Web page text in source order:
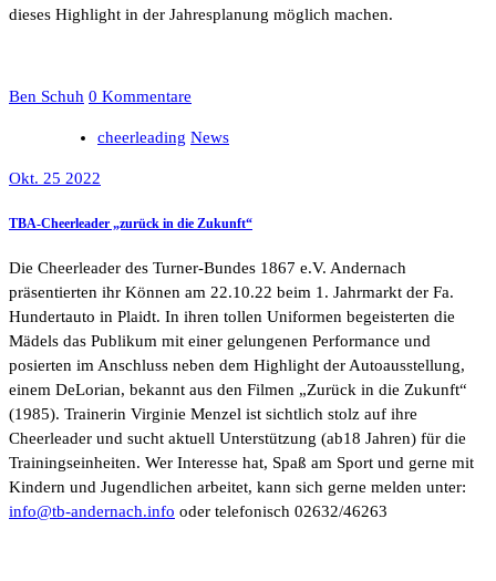
dieses Highlight in der Jahresplanung möglich machen.
Ben Schuh 0 Kommentare
cheerleading News
Okt. 25 2022
TBA-Cheerleader „zurück in die Zukunft“
Die Cheerleader des Turner-Bundes 1867 e.V. Andernach
präsentierten ihr Können am 22.10.22 beim 1. Jahrmarkt der Fa.
Hundertauto in Plaidt. In ihren tollen Uniformen begeisterten die
Mädels das Publikum mit einer gelungenen Performance und
posierten im Anschluss neben dem Highlight der Autoausstellung,
einem DeLorian, bekannt aus den Filmen „Zurück in die Zukunft“
(1985). Trainerin Virginie Menzel ist sichtlich stolz auf ihre
Cheerleader und sucht aktuell Unterstützung (ab18 Jahren) für die
Trainingseinheiten. Wer Interesse hat, Spaß am Sport und gerne mit
Kindern und Jugendlichen arbeitet, kann sich gerne melden unter:
info@tb-andernach.info oder telefonisch 02632/46263